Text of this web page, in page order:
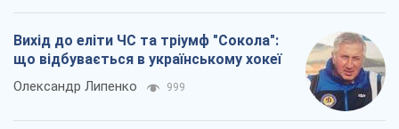
Вихід до еліти ЧС та тріумф "Сокола":
що відбувається в українському хокеї
Олександр Липенко 999